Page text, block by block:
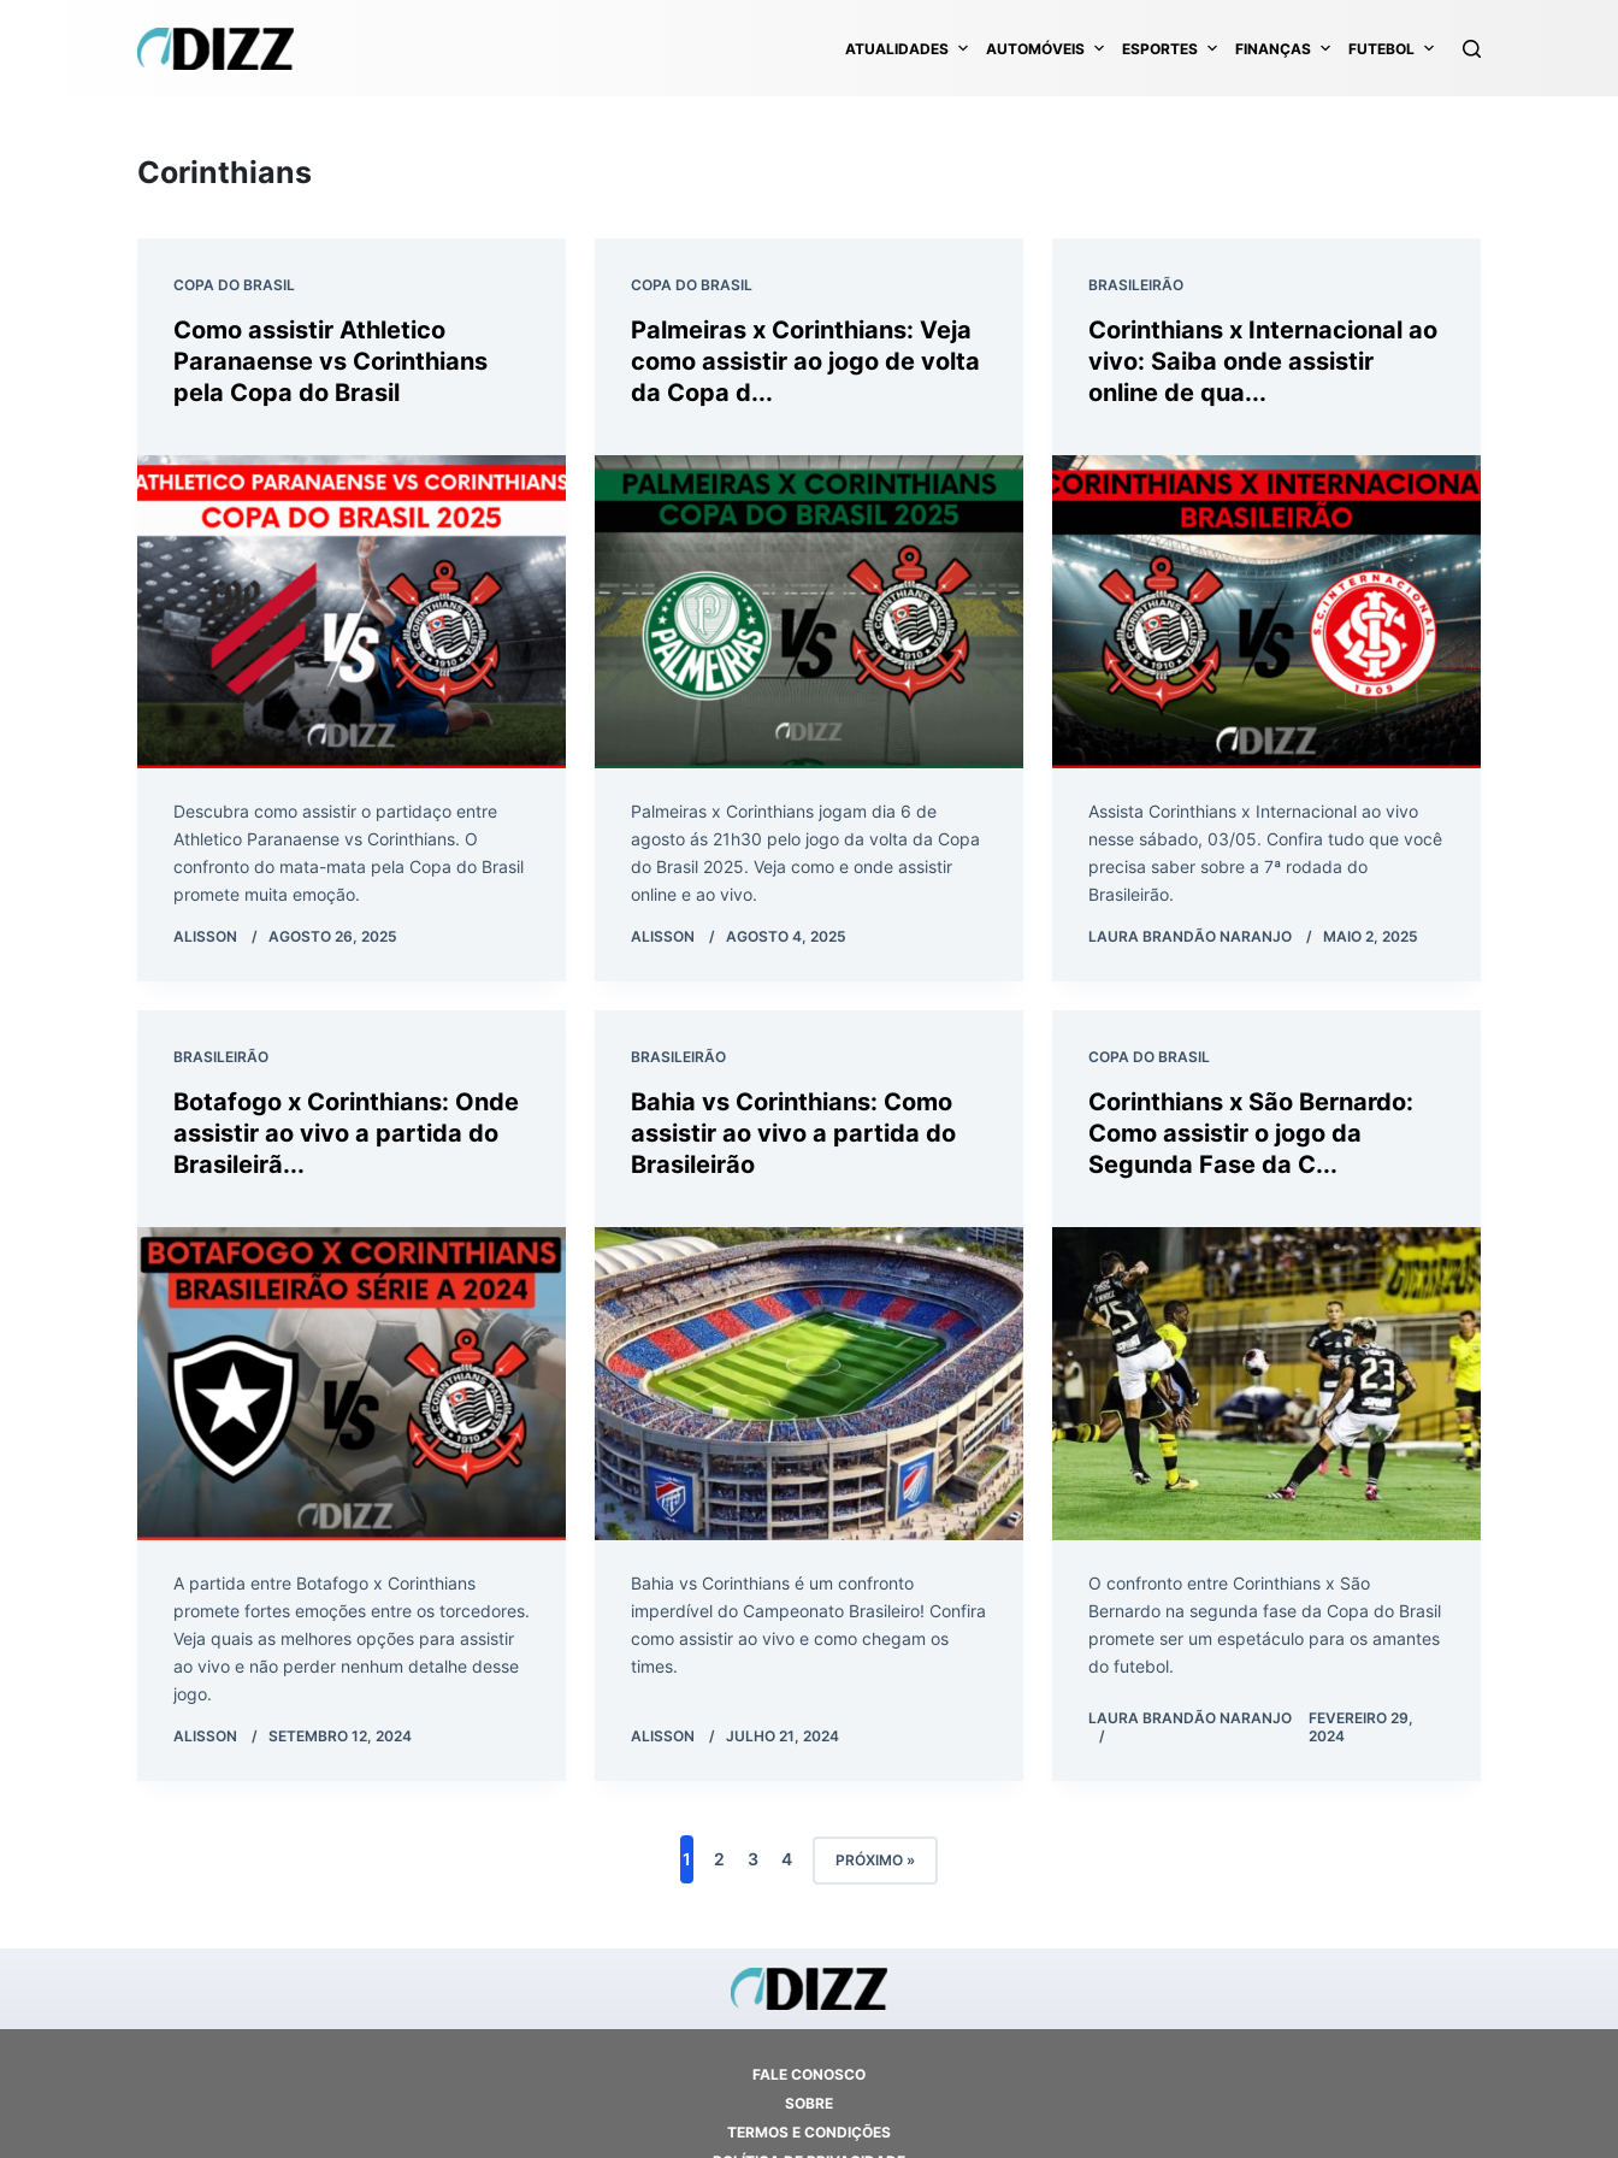
ATUALIDADES AUTOMÓVEIS ESPORTES FINANÇAS FUTEBOL
Corinthians
COPA DO BRASIL
Como assistir Athletico
Paranaense vs Corinthians
pela Copa do Brasil
Descubra como assistir o partidaço entre
Athletico Paranaense vs Corinthians. O
confronto do mata-mata pela Copa do Brasil
promete muita emoção.
ALISSON AGOSTO 26, 2025
COPA DO BRASIL
Palmeiras x Corinthians: Veja
como assistir ao jogo de volta
da Copa d...
Palmeiras x Corinthians jogam dia 6 de
agosto ás 21h30 pelo jogo da volta da Copa
do Brasil 2025. Veja como e onde assistir
online e ao vivo.
ALISSON AGOSTO 4, 2025
BRASILEIRÃO
Corinthians x Internacional ao
vivo: Saiba onde assistir
online de qua...
Assista Corinthians x Internacional ao vivo
nesse sábado, 03/05. Confira tudo que você
precisa saber sobre a 7ª rodada do
Brasileirão.
LAURA BRANDÃO NARANJO MAIO 2, 2025
BRASILEIRÃO
Botafogo x Corinthians: Onde
assistir ao vivo a partida do
Brasileirã...
A partida entre Botafogo x Corinthians
promete fortes emoções entre os torcedores.
Veja quais as melhores opções para assistir
ao vivo e não perder nenhum detalhe desse
jogo.
ALISSON SETEMBRO 12, 2024
BRASILEIRÃO
Bahia vs Corinthians: Como
assistir ao vivo a partida do
Brasileirão
Bahia vs Corinthians é um confronto
imperdível do Campeonato Brasileiro! Confira
como assistir ao vivo e como chegam os
times.
ALISSON JULHO 21, 2024
COPA DO BRASIL
Corinthians x São Bernardo:
Como assistir o jogo da
Segunda Fase da C...
O confronto entre Corinthians x São
Bernardo na segunda fase da Copa do Brasil
promete ser um espetáculo para os amantes
do futebol.
LAURA BRANDÃO NARANJO
FEVEREIRO 29,
2024
1 2 3 4 PRÓXIMO »
FALE CONOSCO
SOBRE
TERMOS E CONDIÇÕES